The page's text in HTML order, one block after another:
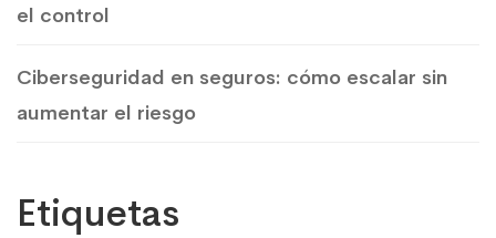
el control
Ciberseguridad en seguros: cómo escalar sin
aumentar el riesgo
Etiquetas